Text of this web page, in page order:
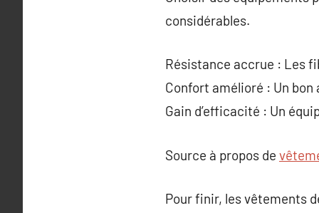
considérables.
Résistance accrue : Les
Confort amélioré : Un
Gain d’efficacité : Un
Source à propos de
Pour finir, les vêtements